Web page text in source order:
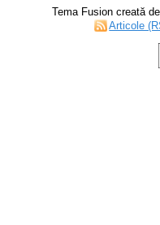
Tema Fusion creată
Articole